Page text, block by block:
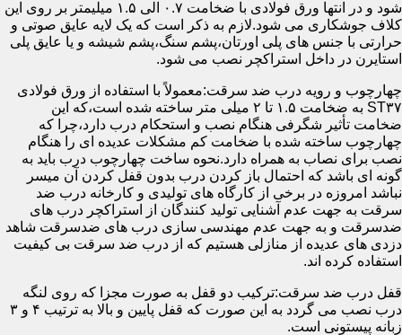
شود و در انتها ورق فولادی با ضخامت ۰.۷ الی ۱.۵ میلیمتر بر روی این
کلاف جوشکاری می شود.لازم به ذکر است که یک لایه عایق صوتی و
حرارتی با جنس های پلی اورتان،پشم سنگ،پشم شیشه و یا عایق پلی
استایرن در داخل استراکچر نصب می شود.
چهارچوب و رویه درب ضد سرقت:معمولاً با استفاده از ورق فولادی
ST۳۷ به ضخامت ۱.۵ تا ۲ میلی متر ساخته شده است،که این
ضخامت تأثیر شگرفی هنگام نصب و استحکام درب دارد،چرا که
چهارچوب ساخته شده با ضخامت کم مشکلات عدیده ای را هنگام
نصب برای نصاب به همراه دارد.نحوه ساخت چهارچوب درب باید به
گونه ای باشد که احتمال باز کردن درب بدون قفل کردن آن میسر
نباشد امروزه در برخی از کارگاه های تولیدی و کارخانه درب ضد
سرقت به جهت عدم آشنایی تولید کنندگان از استراکچر درب های
ضدسرقت و به جهت عدم مهندسی سازی درب های ضدسرقت شاهد
دزدی های عدیده از منازلی هستیم که از درب ضد سرقت بی کیفیت
استفاده کرده اند.
قفل درب ضد سرقت:ترکیب دو قفل به صورت مجزا که روی لنگه
درب نصب می گردد به این صورت که قفل پایین و بالا به ترتیب ۴ و ۳
زبانه پیستونی است.